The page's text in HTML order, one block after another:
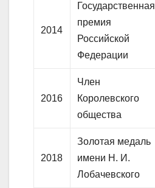
2014
Государственная
премия
Российской
Федерации
2016
Член
Королевского
общества
2018
Золотая медаль
имени Н. И.
Лобачевского